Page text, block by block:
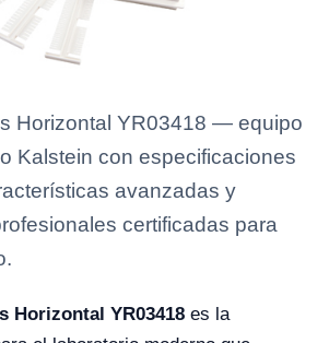
Horizontal YR03418 — equipo
Kalstein con especificaciones
avanzadas y
certificadas para
Horizontal YR03418 es la